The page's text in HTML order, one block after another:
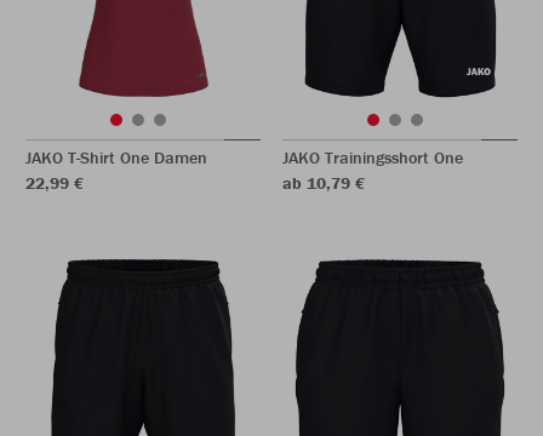
JAKO T-Shirt One Damen
22,99 €
JAKO Trainingsshort One
ab 10,79 €